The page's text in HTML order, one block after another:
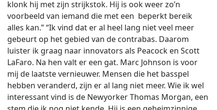
klonk hij met zijn strijkstok. Hij is ook weer zo’n
voorbeeld van iemand die met een beperkt bereik
alles kan.” “Ik vind dat er al heel lang niet veel meer
gebeurt op het gebied van de contrabas. Daarom
luister ik graag naar innovators als Peacock en Scott
LaFaro. Na hen valt er een gat. Marc Johnson is voor
mij de laatste vernieuwer. Mensen die het basspel
hebben veranderd, zijn er al lang niet meer. Wie ik wel
interessant vind is de Newyorker Thomas Morgan, een